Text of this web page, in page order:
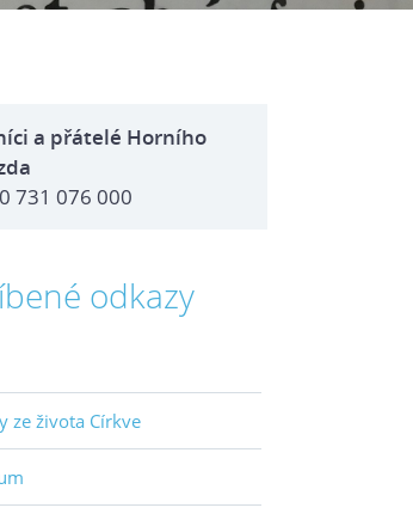
a přátelé Horního
731 076 000
odkazy
ze života Církve